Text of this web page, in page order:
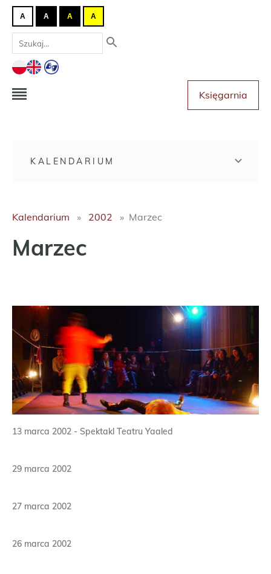
A A A A
Księgarnia
KALENDARIUM
Kalendarium 2002 Marzec
Marzec
13 marca 2002 - Spektakl Teatru Yaaled
29 marca 2002
27 marca 2002
26 marca 2002